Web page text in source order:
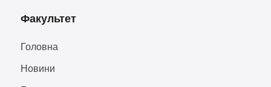
Факультет
Головна
Новини